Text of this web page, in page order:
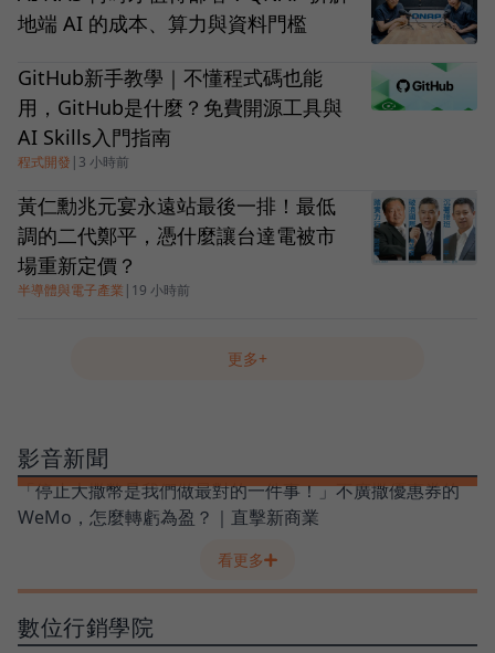
地端 AI 的成本、算力與資料門檻
GitHub新手教學｜不懂程式碼也能
用，GitHub是什麼？免費開源工具與
AI Skills入門指南
程式開發 | 3 小時前
黃仁勳兆元宴永遠站最後一排！最低
調的二代鄭平，憑什麼讓台達電被市
場重新定價？
半導體與電子產業 | 19 小時前
更多+
影音新聞
「停止大撒幣是我們做最對的一件事！」不廣撒優惠券的
WeMo，怎麼轉虧為盈？｜直擊新商業
看更多
數位行銷學院